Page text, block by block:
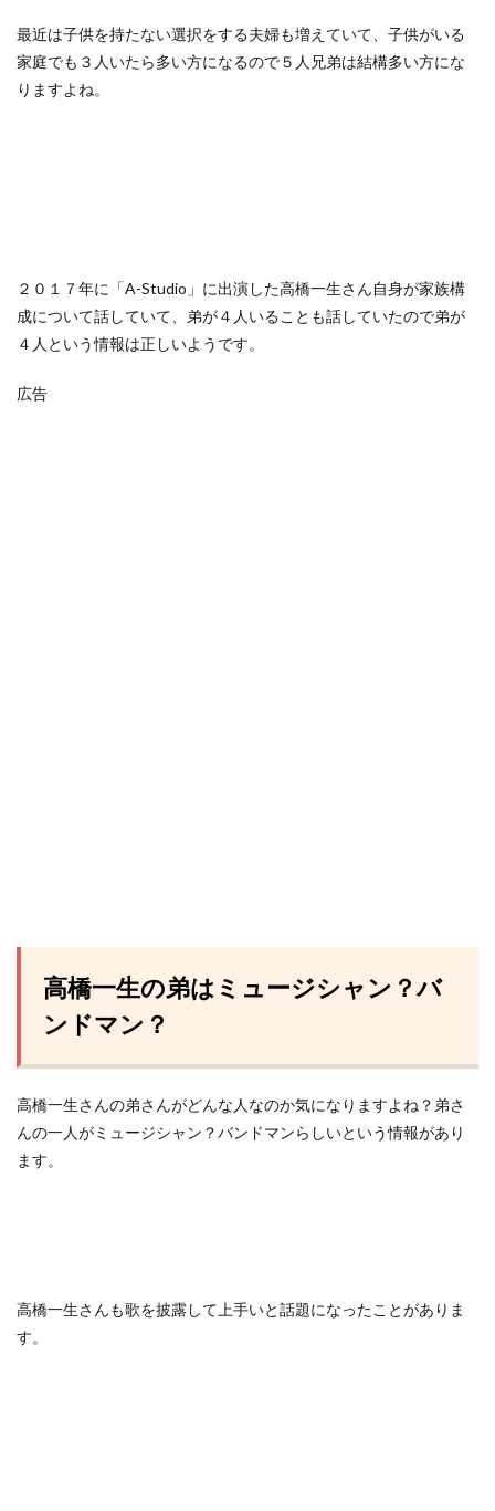
最近は子供を持たない選択をする夫婦も増えていて、子供がいる
家庭でも３人いたら多い方になるので５人兄弟は結構多い方にな
りますよね。
２０１７年に「A-Studio」に出演した高橋一生さん自身が家族構
成について話していて、弟が４人いることも話していたので弟が
４人という情報は正しいようです。
広告
高橋一生の弟はミュージシャン？バ
ンドマン？
高橋一生さんの弟さんがどんな人なのか気になりますよね？弟さ
んの一人がミュージシャン？バンドマンらしいという情報があり
ます。
高橋一生さんも歌を披露して上手いと話題になったことがありま
す。